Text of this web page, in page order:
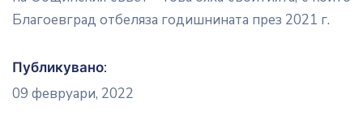
Благоевград отбеляза годишнината през 2021 г.
Публикувано:
09 февруари, 2022